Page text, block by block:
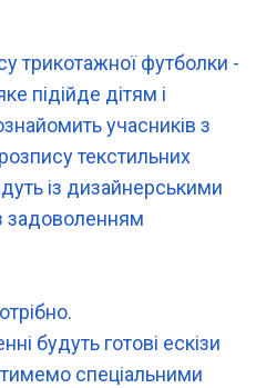
трикотажної футболки -
підійде дітям і
учасників з
текстильних
із дизайнерськими
задоволенням
будуть готові ескізи
спеціальними